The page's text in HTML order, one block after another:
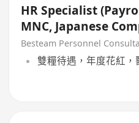
HR Specialist
MNC, Japanese
Good Benefits)
Besteam Personnel
雙糧待遇，年度花紅，